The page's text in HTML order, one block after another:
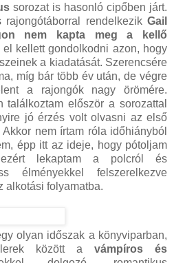
sorozat is hasonló cipőben járt.
rendelkezik Gail
nem kapta meg a kellő
kellett gondolkodni azon, hogy
a kiadatását. Szerencsére
míg bár több év után, de végre
a rajongók nagy örömére.
először a sorozattal
jó érzés volt olvasni az első
nem írtam róla időhiányból
épp itt az ideje, hogy pótoljam
ezért lekaptam a polcról és
élményekkel felszerelkezve
alkotási folyamatba.
olyan időszak a könyviparban,
között a vámpíros és